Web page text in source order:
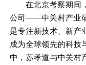
在北京考察期间
公司——中关村产业
是专注新技术、新产
成为全球领先的科技
中，苏孝道与中关村